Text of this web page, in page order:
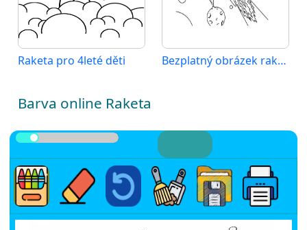
Raketa pro 4leté děti Bezplatný obrázek rakety
Barva online Raketa